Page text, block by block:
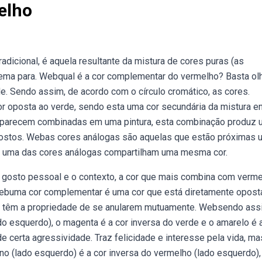
é aquela resultante da mistura de cores puras (as
para. Webqual é a cor complementar do vermelho? Basta
Sendo assim, de acordo com o círculo cromático, as cores.
oposta ao verde, sendo esta uma cor secundária da mistura
combinadas em uma pintura, esta combinação produz
Webas cores análogas são aquelas que estão próximas
das cores análogas compartilham uma mesma cor.
pessoal e o contexto, a cor que mais combina com
cor complementar é uma cor que está diretamente
a propriedade de se anularem mutuamente. Websendo
esquerdo), o magenta é a cor inversa do verde e o amarelo é
certa agressividade. Traz felicidade e interesse pela vida,
(lado esquerdo) é a cor inversa do vermelho (lado